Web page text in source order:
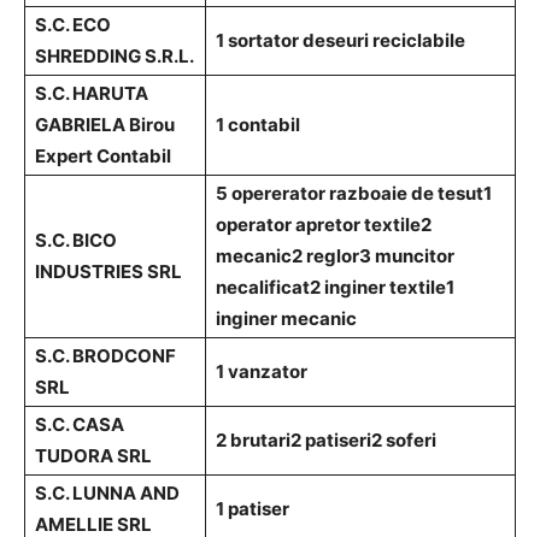
S.C. ECO
SHREDDING S.R.L.
1 sortator deseuri reciclabile
S.C. HARUTA
GABRIELA Birou
Expert Contabil
1 contabil
S.C. BICO
INDUSTRIES SRL
5 opererator razboaie de tesut1
operator apretor textile2
mecanic2 reglor3 muncitor
necalificat2 inginer textile1
inginer mecanic
S.C. BRODCONF
SRL
1 vanzator
S.C. CASA
TUDORA SRL
2 brutari2 patiseri2 soferi
S.C. LUNNA AND
AMELLIE SRL
1 patiser